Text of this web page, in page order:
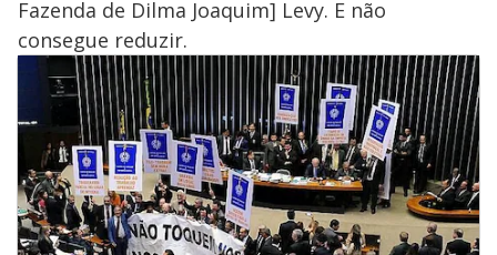
Fazenda de Dilma Joaquim] Levy. E não
consegue reduzir.